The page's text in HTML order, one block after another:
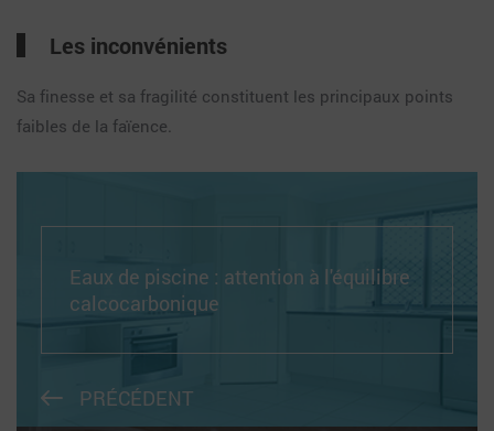
Les inconvénients
Sa finesse et sa fragilité constituent les principaux points
faibles de la faïence.
Eaux de piscine : attention à l'équilibre
calcocarbonique
PRÉCÉDENT